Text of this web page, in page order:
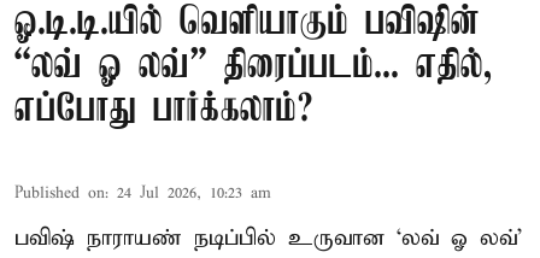
ஓ.டி.டி.யில் வெளியாகும் பவிஷின்
“லவ் ஓ லவ்” திரைப்படம்... எதில்,
எப்போது பார்க்கலாம்?
Published on: 24 Jul 2026, 10:23 am
பவிஷ் நாராயண் நடிப்பில் உருவான ‘லவ் ஓ லவ்’